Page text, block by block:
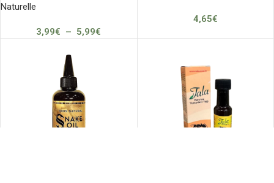
Naturelle
3,99€ – 5,99€
4,65€